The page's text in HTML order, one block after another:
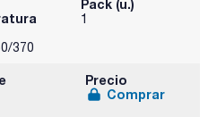
370
Pack (u.)
1
Precio
Comprar